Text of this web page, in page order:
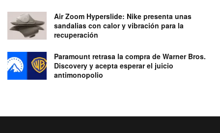
Air Zoom Hyperslide: Nike presenta unas
sandalias con calor y vibración para la
recuperación
Paramount retrasa la compra de Warner Bros.
Discovery y acepta esperar el juicio
antimonopolio